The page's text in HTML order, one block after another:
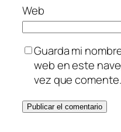
Web
Guarda mi
web en este
vez que comente.